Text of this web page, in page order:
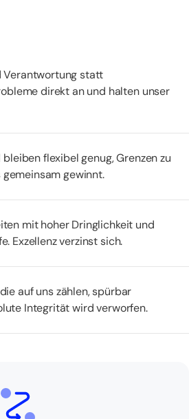
Verantwortung statt
direkt an und halten unser
flexibel genug, Grenzen zu
gewinnt.
mit hoher Dringlichkeit und
Exzellenz verzinst sich.
auf uns zählen, spürbar
Integrität wird verworfen.